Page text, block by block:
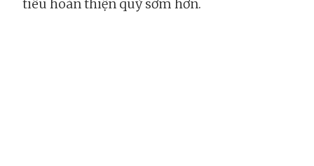
tiêu hoàn thiện quỹ sớm hơn.